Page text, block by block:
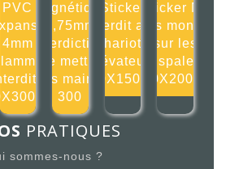
PVC
4mm
Magnétique
0,75mm
Interdiction
de mettre
les mains
300
Sticker
Interdit aux
chariots
élévateurs
150X150mm
Sticker Ne
pas monter
sur les
transpalettes
200X200mm
PRATIQUES
sommes-nous ?